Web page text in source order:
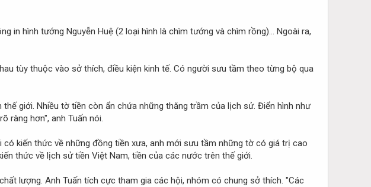
in hình tướng Nguyễn Huệ (2 loại hình là chìm tướng và chìm rồng)... Ngoài ra,
tùy thuộc vào sở thích, điều kiện kinh tế. Có người sưu tầm theo từng bộ qua
giới. Nhiều tờ tiền còn ẩn chứa những thăng trầm của lịch sử. Điển hình như
ràng hơn", anh Tuấn nói.
kiến thức về những đồng tiền xưa, anh mới sưu tầm những tờ có giá trị cao
thức về lịch sử tiền Việt Nam, tiền của các nước trên thế giới.
lượng. Anh Tuấn tích cực tham gia các hội, nhóm có chung sở thích. "Các